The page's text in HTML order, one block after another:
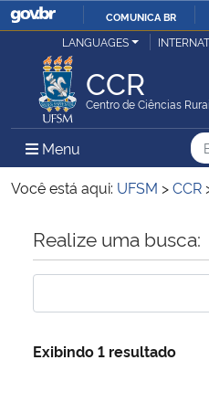
COMUNICA BR
Ministério da Justiça e Segurança
Ministério da Defesa
Ministério das Relações Exteriores
Ministério da Economia
Ministério da Infraestrutura
LANGUAGES
CCR
Centro de Ciências
Menu Menu Principal
Você está aqui: UFSM >CCR
Início do conteúdo
Realize uma busca:
Exibindo 1 resultado